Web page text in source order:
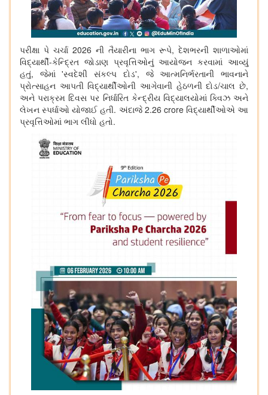
પરીક્ષા પે ચર્ચા2026 ની તૈયારીના ભાગ રૂપે, દેશભરની શાળાઓમાં
વિદ્યાર્થી-કેન્દ્રિત જોડાણ પ્રવૃત્તિઓનું આયોજન કરવામાં આવ્યું
હતું, જેમાં'સ્વદેશી સંકલ્પ દોડ', જે આત્મનિર્ભરતાની ભાવનાને
પ્રોત્સાહન આપતી વિદ્યાર્થીઓની આગેવાની હેઠળની દોડ/ચાલ છે,
અને પરાક્રમ દિવસ પર નિર્ધારિત કેન્દ્રીય વિદ્યાલયોમાં ક્વિઝ અને
લેખન સ્પર્ધાઓ યોજાઈ હતી. અંદાજે2.26 crore વિદ્યાર્થીઓએ આ
પ્રવૃત્તિઓમાં ભાગ લીધો હતો.